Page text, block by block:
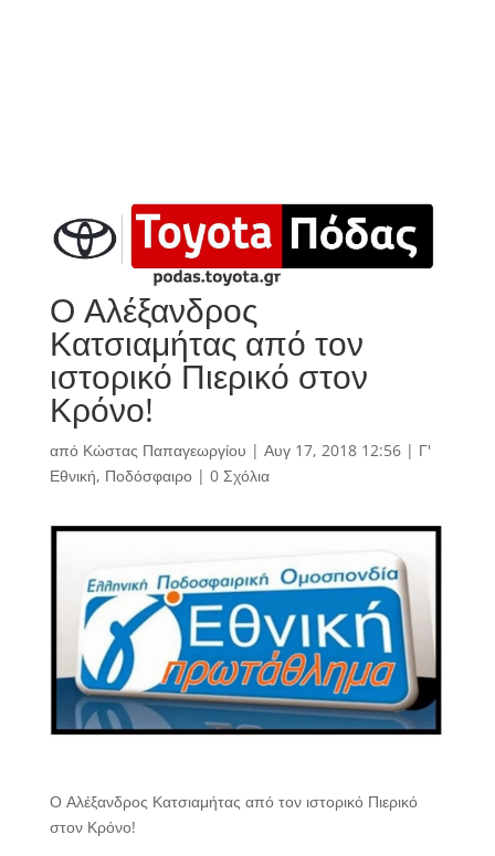
Ο Αλέξανδρος
Κατσιαμήτας από τον
ιστορικό Πιερικό στον
Κρόνο!
από Κώστας Παπαγεωργίου | Αυγ 17, 2018 12:56| Γ'
Εθνική, Ποδόσφαιρο| 0 Σχόλια
Ο Αλέξανδρος Κατσιαμήτας από τον ιστορικό Πιερικό
στον Κρόνο!